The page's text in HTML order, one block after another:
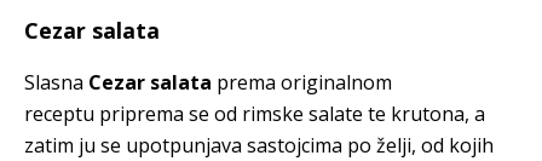
Cezar salata
Slasna Cezar salata prema originalnom
receptu priprema se od rimske salate te krutona, a
zatim ju se upotpunjava sastojcima po želji, od kojih